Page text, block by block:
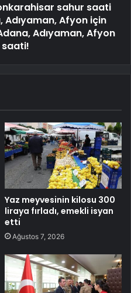
sahur saati
Afyon için
Adıyaman, Afyon
Yaz meyvesinin kilosu 300
liraya fırladı, emekli isyan
etti
Ağustos 7, 2026